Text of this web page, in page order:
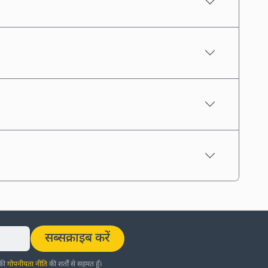
सब्सक्राइब करें
गोपनीयता नीतिकी शर्तों से सहमत हूँ।